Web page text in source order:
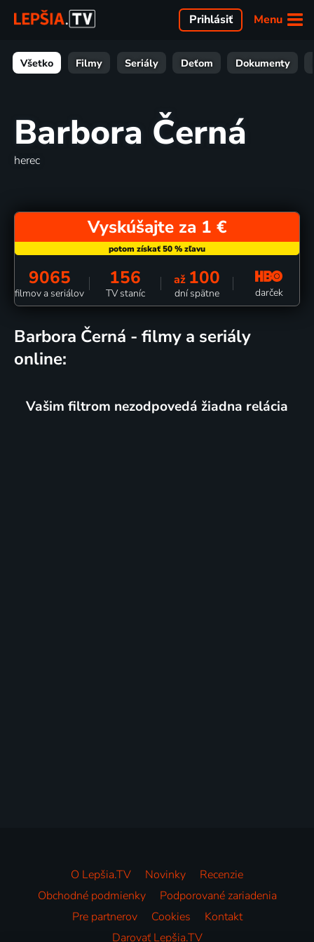
Menu
Prihlásiť
Všetko Filmy Seriály Deťom Dokumenty
Barbora Černá
herec
Vyskúšajte za 1 €
9065
filmov a seriálov
156
TV staníc
až 100
dní spätne darček
Barbora Černá - filmy a seriály
online:
Vašim filtrom nezodpovedá žiadna relácia
O Lepšia.TV Novinky
Recenzie
Obchodné podmienky
Podporované zariadenia
Pre partnerov
Cookies
Kontakt
Darovať Lepšia.TV